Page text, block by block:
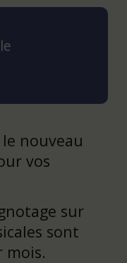
nouveau
vos
sur
sont
mois.